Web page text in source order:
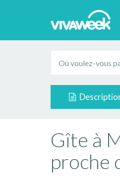
Gîte à
proche